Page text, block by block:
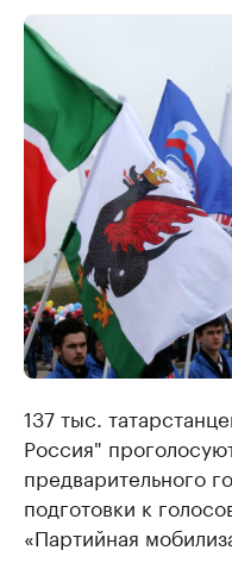
137 тыс.
Россия"
предварительного
подготовки к
«Партийная